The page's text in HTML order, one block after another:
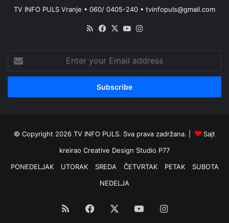
TV INFO PULS Vranje • 060/ 0405-240 • tvinfopuls@gmail.com
RSS Facebook
X YouTube
your
Email
© Copyright 2026 TV INFO PULS. Sva prava zadržana. |
Sajt
kreirao Creative Design Studio P77
PONEDELJAK
UTORAK SREDA ČETVRTAK PETAK
SUBOTA
NEDELJA
RSS Facebook YouTubeInstagram